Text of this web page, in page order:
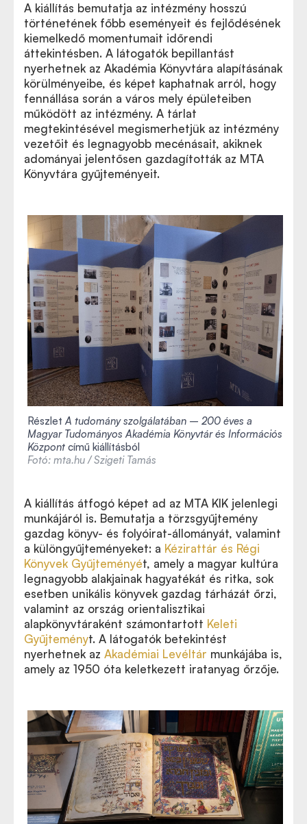
A kiállítás bemutatja az intézmény hosszú
történetének főbb eseményeit és fejlődésének
kiemelkedő momentumait időrendi
áttekintésben. A látogatók bepillantást
nyerhetnek az Akadémia Könyvtára alapításának
körülményeibe, és képet kaphatnak arról, hogy
fennállása során a város mely épületeiben
működött az intézmény. A tárlat
megtekintésével megismerhetjük az intézmény
vezetőit és legnagyobb mecénásait, akiknek
adományai jelentősen gazdagították az MTA
Könyvtára gyűjteményeit.
Részlet A tudomány szolgálatában – 200 éves a
Magyar Tudományos Akadémia Könyvtár és Információs
Központ című kiállításból
Fotó: mta.hu / Szigeti Tamás
A kiállítás átfogó képet ad az MTA KIK jelenlegi
munkájáról is. Bemutatja a törzsgyűjtemény
gazdag könyv- és folyóirat-állományát, valamint
a különgyűjteményeket: a Kézirattár és Régi
Könyvek Gyűjteményét, amely a magyar kultúra
legnagyobb alakjainak hagyatékát és ritka, sok
esetben unikális könyvek gazdag tárházát őrzi,
valamint az ország orientalisztikai
alapkönyvtáraként számontartott Keleti
Gyűjteményt. A látogatók betekintést
nyerhetnek az Akadémiai Levéltár munkájába is,
amely az 1950 óta keletkezett iratanyag őrzője.